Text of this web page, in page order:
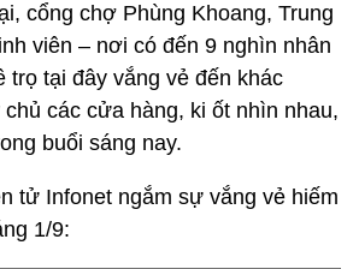
cổng chợ Phùng Khoang, Trung
viên – nơi có đến 9 nghìn nhân
trọ tại đây vắng vẻ đến khác
các cửa hàng, ki ốt nhìn nhau,
buổi sáng nay.
tử Infonet ngắm sự vắng vẻ hiếm
1/9: